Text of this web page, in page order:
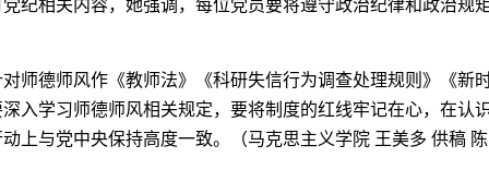
纪相关内容，她强调，每位党员要将遵守政治纪律和政治规
师德师风作《教师法》《科研失信行为调查处理规则》《新
入学习师德师风相关规定，要将制度的红线牢记在心，在认
上与党中央保持高度一致。（马克思主义学院 王美多 供稿